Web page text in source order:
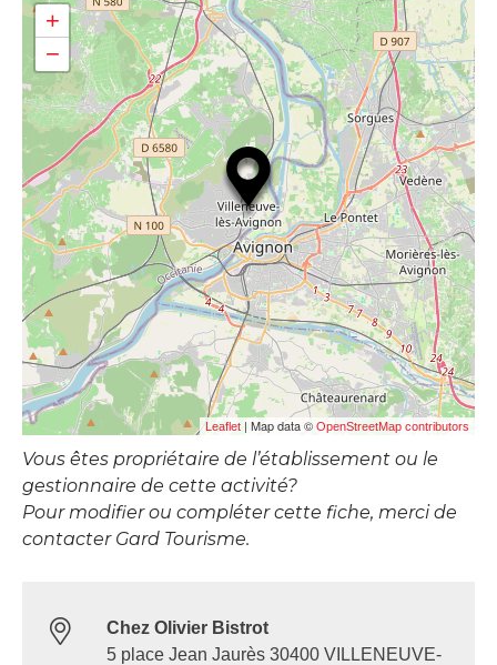
+
−
Leaflet | Map data © OpenStreetMap contributors
Vous êtes propriétaire de l’établissement ou le
gestionnaire de cette activité?
Pour modifier ou compléter cette fiche, merci de
contacter Gard Tourisme.
Chez Olivier Bistrot
5 place Jean Jaurès 30400 VILLENEUVE-